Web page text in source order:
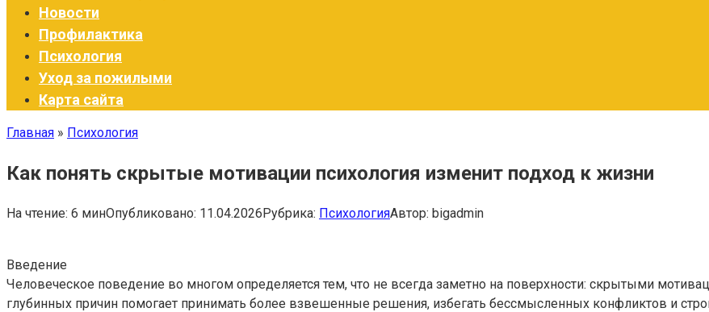
Новости
Профилактика
Психология
Уход за пожилыми
Карта сайта
Главная » Психология
Как понять скрытые мотивации психология изменит подход к жизни
На чтение: 6 минОпубликовано: 11.04.2026Рубрика: ПсихологияАвтор: bigadmin
Введение
Человеческое поведение во многом определяется тем, что не всегда заметно на поверхности: скрытыми
глубинных причин помогает принимать более взвешенные решения, избегать бессмысленных конфликтов и